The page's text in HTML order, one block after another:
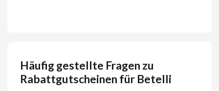
Häufig gestellte Fragen zu
Rabattgutscheinen für Betelli